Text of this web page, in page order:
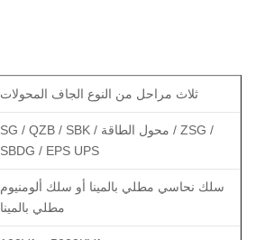
ثلاث مراحل من النوع الجاف المحولات
SG / QZB / SBK / محول الطاقة / ZSG /
SBDG / EPS UPS
سلك نحاسي مطلي بالمينا أو سلك ألومنيوم
مطلي بالمينا